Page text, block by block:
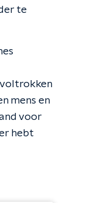
te
voltrokken
mens en
voor
hebt